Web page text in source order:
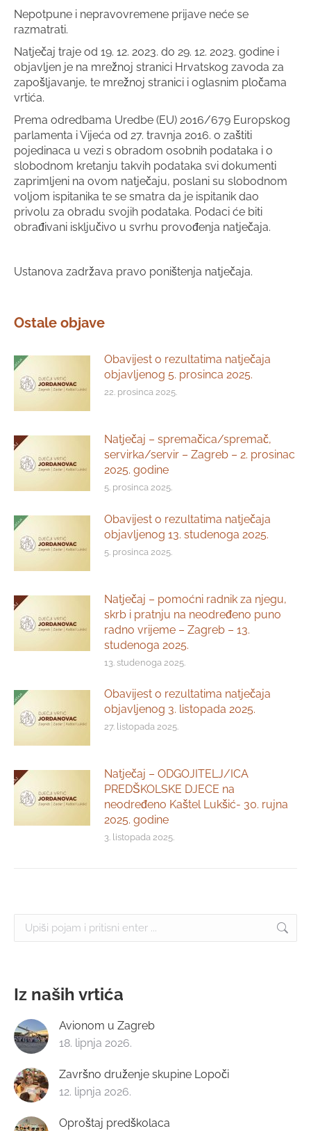
Nepotpune i nepravovremene prijave neće se
razmatrati.
Natječaj traje od 19. 12. 2023. do 29. 12. 2023. godine i
objavljen je na mrežnoj stranici Hrvatskog zavoda za
zapošljavanje, te mrežnoj stranici i oglasnim pločama
vrtića.
Prema odredbama Uredbe (EU) 2016/679 Europskog
parlamenta i Vijeća od 27. travnja 2016. o zaštiti
pojedinaca u vezi s obradom osobnih podataka i o
slobodnom kretanju takvih podataka svi dokumenti
zaprimljeni na ovom natječaju, poslani su slobodnom
voljom ispitanika te se smatra da je ispitanik dao
privolu za obradu svojih podataka. Podaci će biti
obrađivani isključivo u svrhu provođenja natječaja.
Ustanova zadržava pravo poništenja natječaja.
Ostale objave
Obavijest o rezultatima natječaja
objavljenog 5. prosinca 2025.
22. prosinca 2025.
Natječaj – spremačica/spremač,
servirka/servir – Zagreb – 2. prosinac
2025. godine
5. prosinca 2025.
Obavijest o rezultatima natječaja
objavljenog 13. studenoga 2025.
5. prosinca 2025.
Natječaj – pomoćni radnik za njegu,
skrb i pratnju na neodređeno puno
radno vrijeme – Zagreb – 13.
studenoga 2025.
13. studenoga 2025.
Obavijest o rezultatima natječaja
objavljenog 3. listopada 2025.
27. listopada 2025.
Natječaj – ODGOJITELJ/ICA
PREDŠKOLSKE DJECE na
neodređeno Kaštel Lukšić- 30. rujna
2025. godine
3. listopada 2025.
Search:
Iz naših vrtića
Avionom u Zagreb
18. lipnja 2026.
Završno druženje skupine Lopoči
12. lipnja 2026.
Oproštaj predškolaca